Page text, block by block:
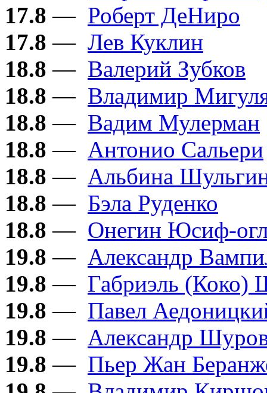
17.8 — Роберт ДеНиро
17.8 — Лев Куклин
18.8 — Валерий Зубков
18.8 — Владимир
18.8 — Вадим Мулерман
18.8 — Антонио Сальери
18.8 — Альбина
18.8 — Бэла Руденко
18.8 — Онегин Юсиф-
19.8 — Александр
19.8 — Габриэль (Коко)
19.8 — Павел
19.8 — Александр
19.8 — Пьер Жан